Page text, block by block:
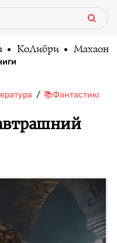
КоЛибри Махаон
📚Фантастика/